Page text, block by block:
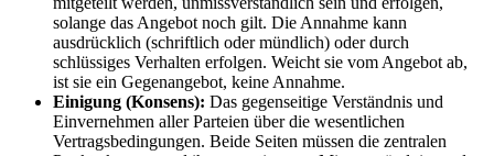
solange das Angebot noch gilt. Die Annahme kann
ausdrücklich (schriftlich oder mündlich) oder durch
schlüssiges Verhalten erfolgen. Weicht sie vom Angebot ab,
ist sie ein Gegenangebot, keine Annahme.
Einigung (Konsens): Das gegenseitige Verständnis und
Einvernehmen aller Parteien über die wesentlichen
Vertragsbedingungen. Beide Seiten müssen die zentralen